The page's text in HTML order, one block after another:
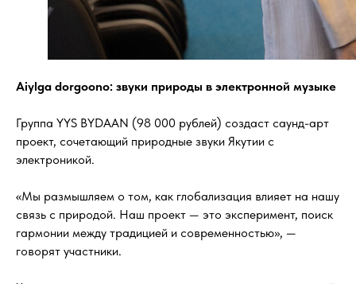
Aiylga dorgoono: звуки природы в электронной музыке
Группа YYS BYDAAN (98 000 рублей) создаст саунд-арт
проект, сочетающий природные звуки Якутии с
электроникой.
«Мы размышляем о том, как глобализация влияет на нашу
связь с природой. Наш проект — это эксперимент, поиск
гармонии между традицией и современностью», —
говорят участники.